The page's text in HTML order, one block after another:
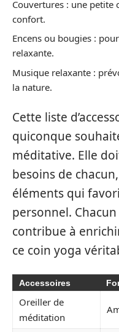
Couvertures : une petite
confort.
Encens ou bougies :
relaxante.
Musique relaxante :
la nature.
Cette liste
quiconque
méditative. Elle
besoins de
éléments qui
personnel.
contribue à
ce coin yoga
Accessoires
Oreiller de
méditation